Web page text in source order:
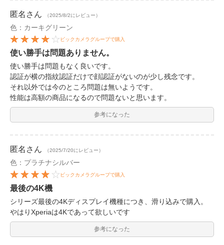
匿名 さん （2025/8/2にレビュー）
色：カーキグリーン
ビックカメラグループで購入
使い勝手は問題ありません。
使い勝手は問題もなく良いです。
認証が横の指紋認証だけで顔認証がないのが少し残念です。
それ以外では今のところ問題は無いようです。
性能は高額の商品になるので問題ないと思います。
参考になった
匿名 さん （2025/7/20にレビュー）
色：プラチナシルバー
ビックカメラグループで購入
最後の4K機
シリーズ最後の4Kディスプレイ機種につき、滑り込みで購入。
やはりXperiaは4Kであって欲しいです
参考になった